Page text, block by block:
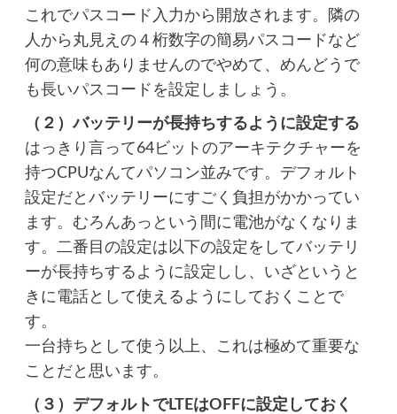
これでパスコード入力から開放されます。隣の
人から丸見えの４桁数字の簡易パスコードなど
何の意味もありませんのでやめて、めんどうで
も長いパスコードを設定しましょう。
（２）バッテリーが長持ちするように設定する
はっきり言って64ビットのアーキテクチャーを
持つCPUなんてパソコン並みです。デフォルト
設定だとバッテリーにすごく負担がかかってい
ます。むろんあっという間に電池がなくなりま
す。二番目の設定は以下の設定をしてバッテリ
ーが長持ちするように設定しし、いざというと
きに電話として使えるようにしておくことで
す。
一台持ちとして使う以上、これは極めて重要な
ことだと思います。
（３）デフォルトでLTEはOFFに設定しておく